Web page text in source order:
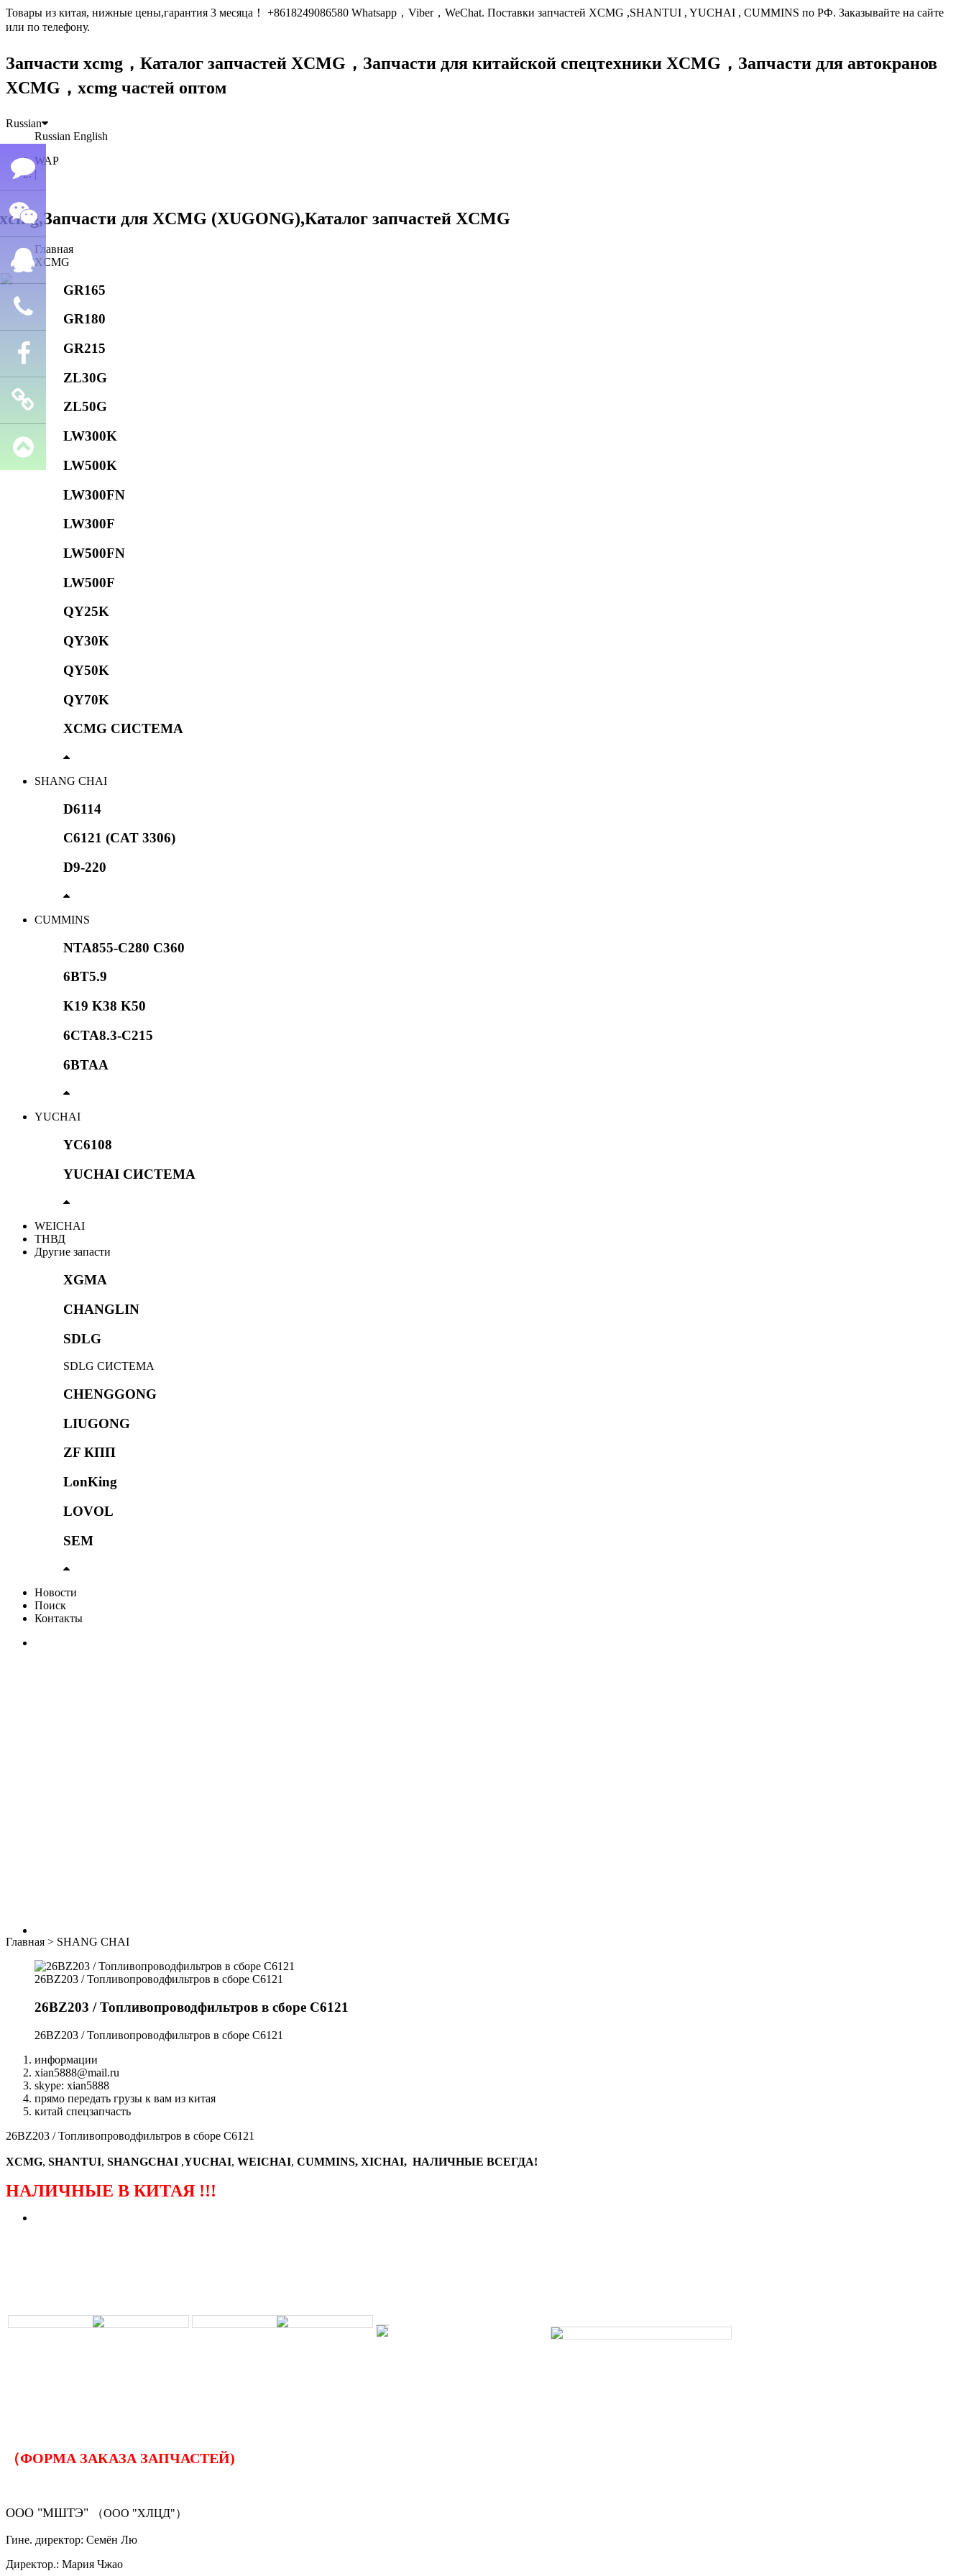
Товары из китая, нижные цены,гарантия 3 месяца！ +8618249086580 Whatsapp，Viber，WeChat. Поставки запчастей XCMG ,SHANTUI , YUCHAI , CUMMINS по РФ. Заказывайте на сайте
или по телефону.
Запчасти xcmg，Каталог запчастей XCMG， Запчасти для китайской спецтехники XCMG， Запчасти для автокранов
XCMG，xcmg частей оптом
Russian
Russian English
WAP
|
Главная
XCMG
GR165
GR180
GR215
ZL30G
ZL50G
LW300K
LW500K
LW300FN
LW300F
LW500FN
LW500F
QY25K
QY30K
QY50K
QY70K
XCMG СИСТЕМА
SHANG CHAI
D6114
C6121 (CAT 3306)
D9-220
CUMMINS
NTA855-C280 C360
6BT5.9
K19 K38 K50
6CTA8.3-C215
6BTAA
YUCHAI
YC6108
YUCHAI СИСТЕМА
WEICHAI
ТНВД
Другие запасти
XGMA
CHANGLIN
SDLG
SDLG СИСТЕМА
CHENGGONG
LIUGONG
ZF КПП
LonKing
LOVOL
SEM
Новости
Поиск
Контакты
Главная > SHANG CHAI
26BZ203 / Топливопроводфильтров в сборе С6121
26BZ203 / Топливопроводфильтров в сборе С6121
26BZ203 / Топливопроводфильтров в сборе С6121
информации
xian5888@mail.ru
skype: xian5888
прямо передать грузы к вам из китая
китай спецзапчасть
26BZ203 / Топливопроводфильтров в сборе С6121
XCMG, SHANTUI, SHANGCHAI ,YUCHAI, WEICHAI, CUMMINS, XICHAI, НАЛИЧНЫЕ ВСЕГДА!
НАЛИЧНЫЕ В КИТАЯ !!!
（ФОРМА ЗАКАЗА ЗАПЧАСТЕЙ)
ООО "МШТЭ" （ООО "ХЛЦД"）
Гине. директор: Семён Лю
Директор.: Мария Чжао
Семён
лю
WeChat
QQ
Телефон
Facebook
Запчасти